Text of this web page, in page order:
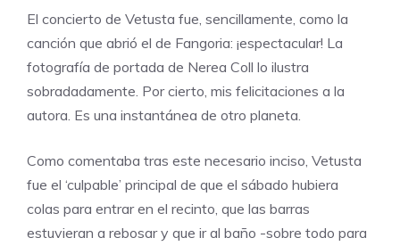
El concierto de Vetusta fue, sencillamente, como la
canción que abrió el de Fangoria: ¡espectacular! La
fotografía de portada de Nerea Coll lo ilustra
sobradadamente. Por cierto, mis felicitaciones a la
autora. Es una instantánea de otro planeta.
Como comentaba tras este necesario inciso, Vetusta
fue el ‘culpable’ principal de que el sábado hubiera
colas para entrar en el recinto, que las barras
estuvieran a rebosar y que ir al baño -sobre todo para